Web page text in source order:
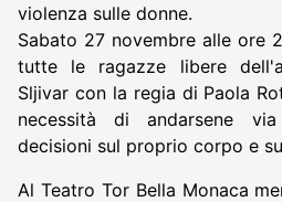
violenza sulle donne.
Sabato 27 novembre alle ore
tutte le ragazze libere
Sljivar con la regia di Paola
necessità di andarsene
decisioni sul proprio corpo e
Al Teatro Tor Bella Monaca